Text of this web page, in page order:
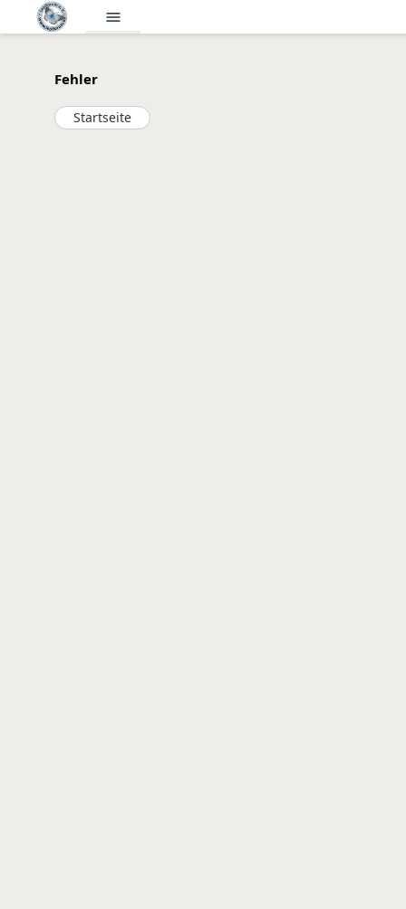
menu
Fehler
Startseite